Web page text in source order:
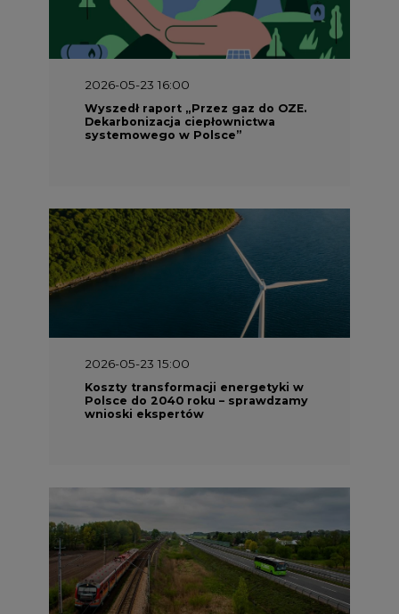
2026-05-23 16:00
Wyszedł raport „Przez gaz do OZE.
Dekarbonizacja ciepłownictwa
systemowego w Polsce”
2026-05-23 15:00
Koszty transformacji energetyki w
Polsce do 2040 roku – sprawdzamy
wnioski ekspertów